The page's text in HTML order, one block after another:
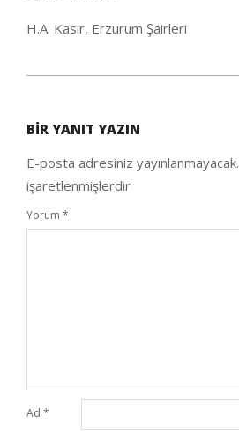
H.A. Kasır, Erzurum Şairleri
12
BIR YANIT YAZIN
E-posta adresiniz yayınlanmayacak.
işaretlenmişlerdir
Yorum *
Ad *